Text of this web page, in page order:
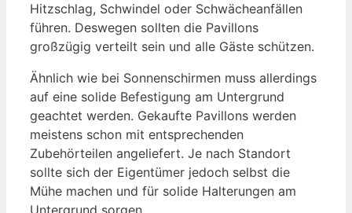
Hitzschlag, Schwindel oder Schwächeanfällen
führen. Deswegen sollten die Pavillons
großzügig verteilt sein und alle Gäste schützen.
Ähnlich wie bei Sonnenschirmen muss allerdings
auf eine solide Befestigung am Untergrund
geachtet werden. Gekaufte Pavillons werden
meistens schon mit entsprechenden
Zubehörteilen angeliefert. Je nach Standort
sollte sich der Eigentümer jedoch selbst die
Mühe machen und für solide Halterungen am